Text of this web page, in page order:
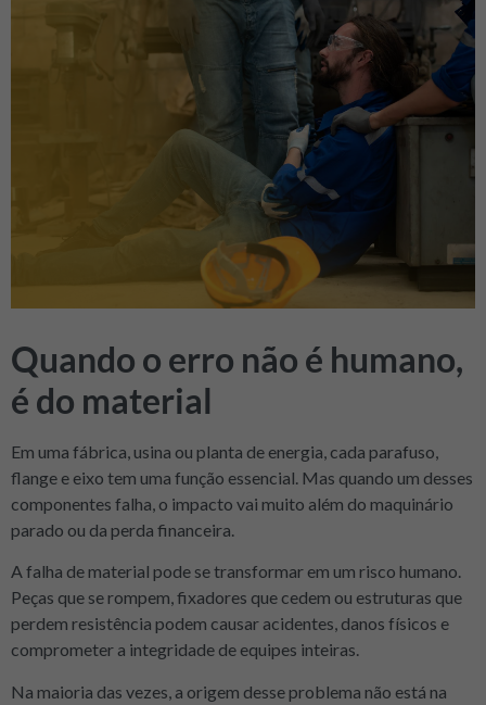
Quando o erro não é humano,
é do material
Em uma fábrica, usina ou planta de energia, cada parafuso,
flange e eixo tem uma função essencial. Mas quando um desses
componentes falha, o impacto vai muito além do maquinário
parado ou da perda financeira.
A falha de material pode se transformar em um risco humano.
Peças que se rompem, fixadores que cedem ou estruturas que
perdem resistência podem causar acidentes, danos físicos e
comprometer a integridade de equipes inteiras.
Na maioria das vezes, a origem desse problema não está na